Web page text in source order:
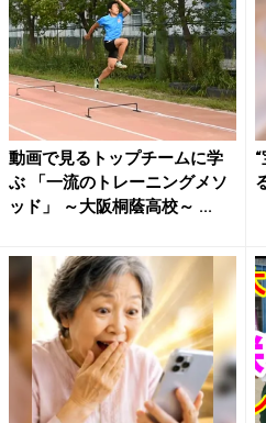
動画で見るトップチームに学
ぶ 「一流のトレーニングメソ
ッド」 ～大阪桐蔭高校～ ...